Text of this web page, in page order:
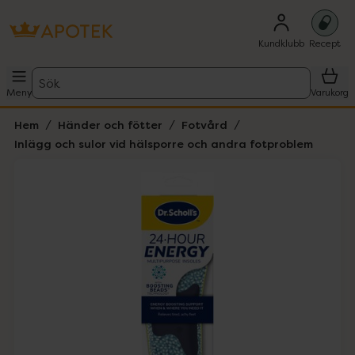
Kundklubb Recept
Meny
Sök
Varukorg
Hem Händer och fötter
Fotvård
Inlägg och sulor vid hälsporre och andra fotproblem
Lista: . Innehåller 1 objekt.